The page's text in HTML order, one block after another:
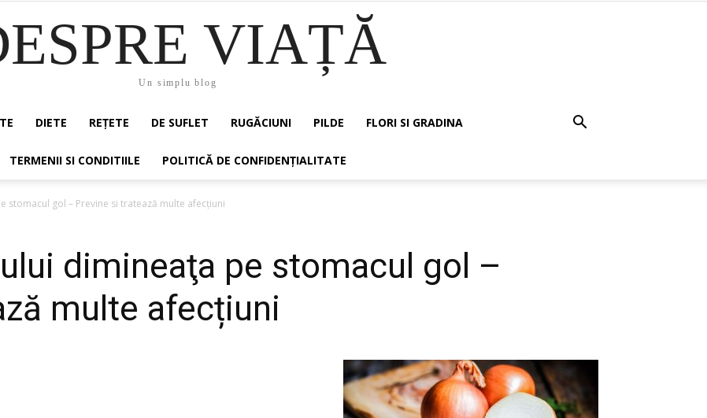
VIAȚĂ
Un simplu blog
DIETE REȚETE DE SUFLET RUGĂCIUNI PILDE FLORI SI GRADINA
TERMENII SI CONDITIILE POLITICĂ DE CONFIDENȚIALITATE
stomacul gol – Previne si tratează multe afecțiuni
dimineaţa pe stomacul gol –
multe afecțiuni